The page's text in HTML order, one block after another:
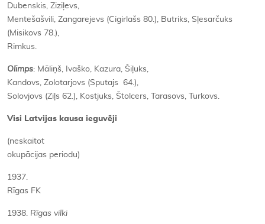
Dubenskis, Ziziļevs,
Mentešašvili, Zangarejevs (Cigirlašs 80.), Butriks, Sļesarčuks
(Misikovs 78.),
Rimkus.
Olimps: Māliņš, Ivaško, Kazura, Šiļuks,
Kandovs, Zolotarjovs (Sputajs 64.),
Solovjovs (Ziļs 62.), Kostjuks, Štolcers, Tarasovs, Turkovs.
Visi Latvijas kausa ieguvēji
(neskaitot
okupācijas periodu)
1937.
Rīgas FK
1938. Rīgas vilki